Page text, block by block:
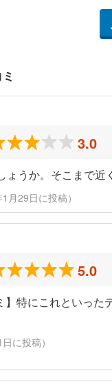
3.0
うか。そこまで近
月29日に投稿）
5.0
】特にこれといっ
に投稿）